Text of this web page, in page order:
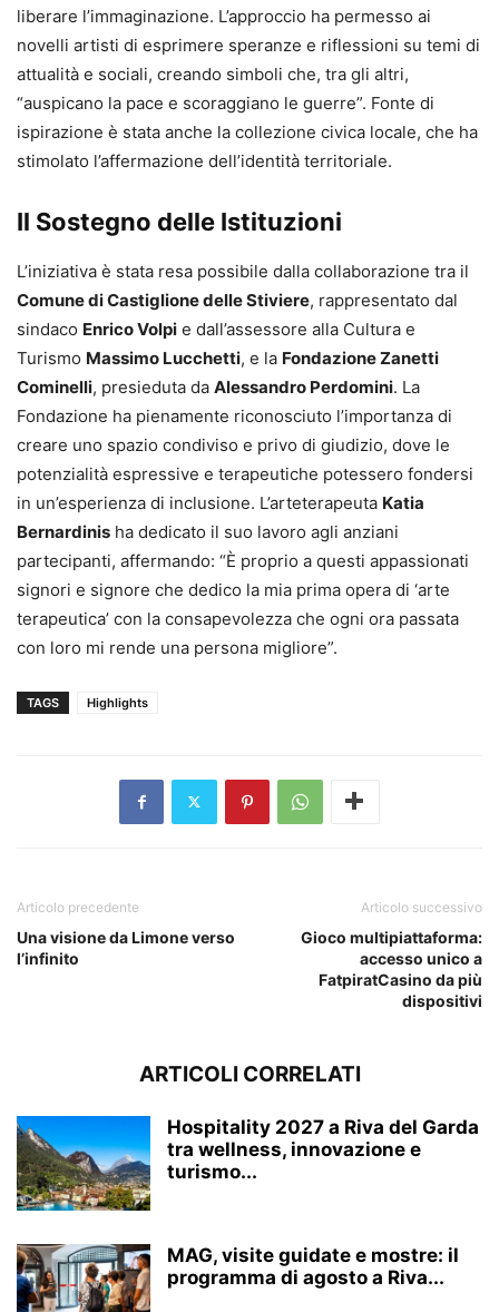
liberare l’immaginazione. L’approccio ha permesso ai
novelli artisti di esprimere speranze e riflessioni su temi di
attualità e sociali, creando simboli che, tra gli altri,
“auspicano la pace e scoraggiano le guerre”. Fonte di
ispirazione è stata anche la collezione civica locale, che ha
stimolato l’affermazione dell’identità territoriale.
Il Sostegno delle Istituzioni
L’iniziativa è stata resa possibile dalla collaborazione tra il
Comune di Castiglione delle Stiviere, rappresentato dal
sindaco Enrico Volpi e dall’assessore alla Cultura e
Turismo Massimo Lucchetti, e la Fondazione Zanetti
Cominelli, presieduta da Alessandro Perdomini. La
Fondazione ha pienamente riconosciuto l’importanza di
creare uno spazio condiviso e privo di giudizio, dove le
potenzialità espressive e terapeutiche potessero fondersi
in un’esperienza di inclusione. L’arteterapeuta Katia
Bernardinis ha dedicato il suo lavoro agli anziani
partecipanti, affermando: “È proprio a questi appassionati
signori e signore che dedico la mia prima opera di ‘arte
terapeutica’ con la consapevolezza che ogni ora passata
con loro mi rende una persona migliore”.
TAGS Highlights
Articolo precedente
Una visione da Limone verso
l’infinito
Articolo successivo
Gioco multipiattaforma:
accesso unico a
FatpiratCasino da più
dispositivi
ARTICOLI CORRELATI
Hospitality 2027 a Riva del Garda
tra wellness, innovazione e
turismo...
MAG, visite guidate e mostre: il
programma di agosto a Riva...